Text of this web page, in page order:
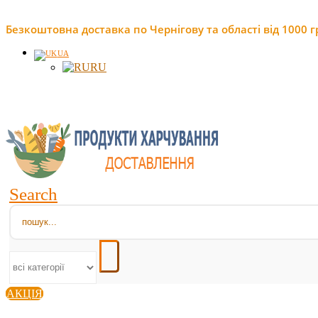
Безкоштовна доставка по Чернігову та області від 1000
UA
RU
Search
АКЦІЯ